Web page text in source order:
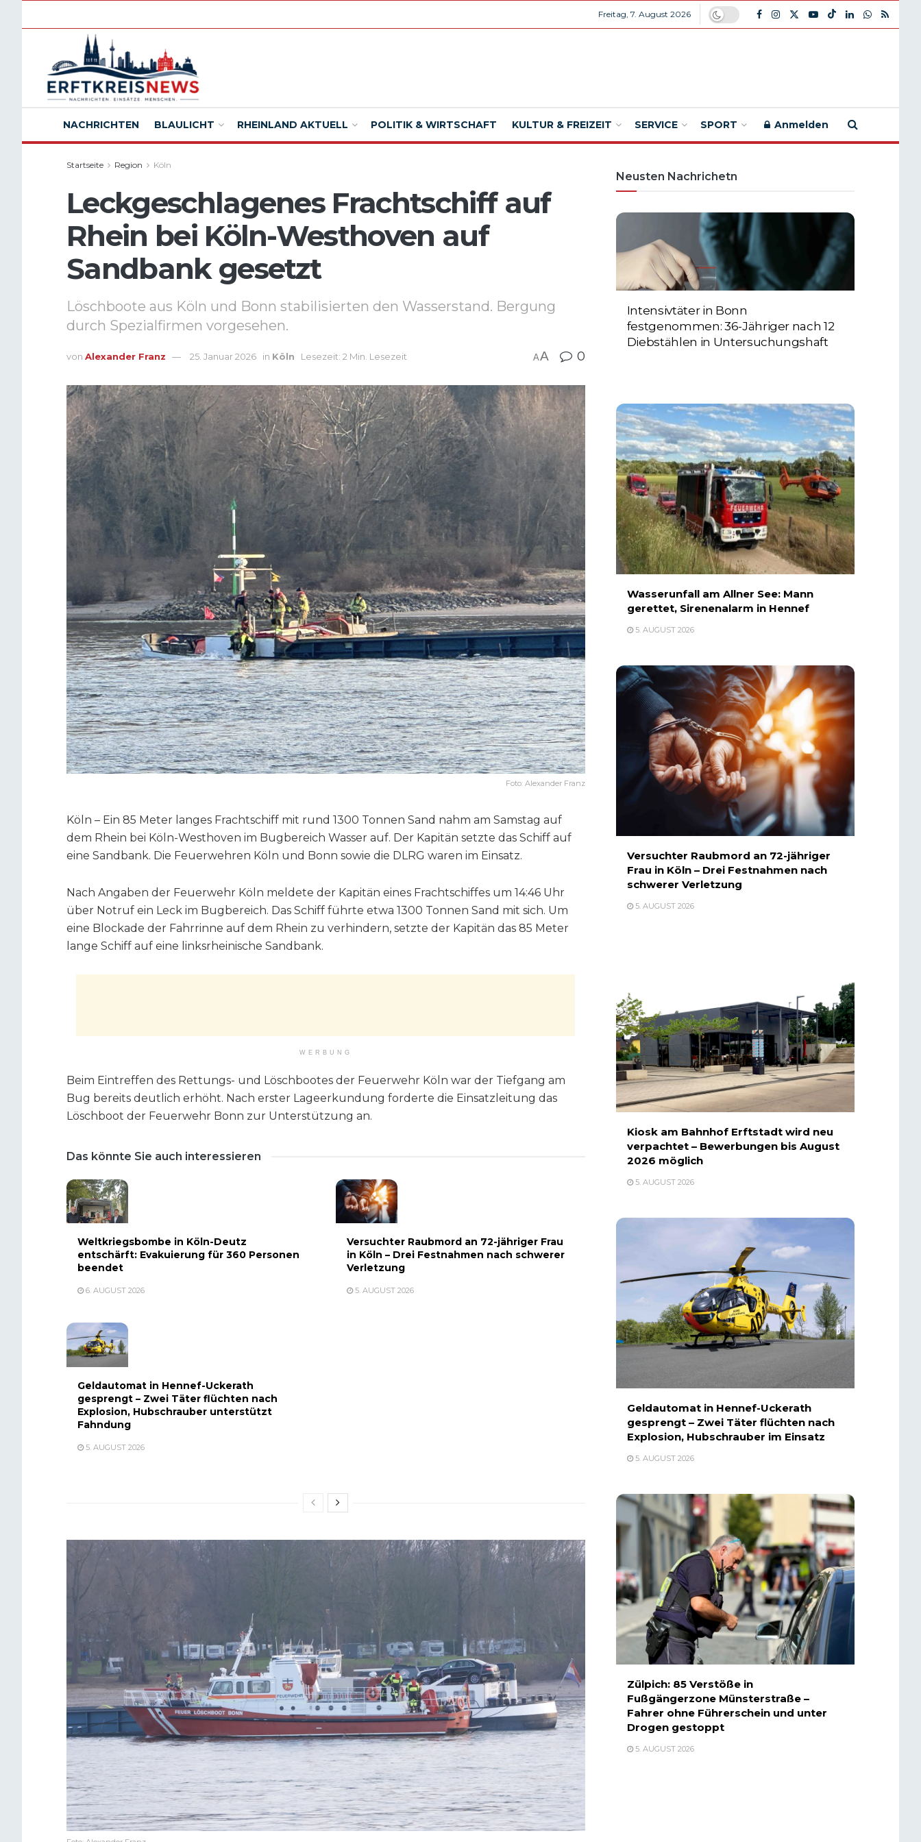
Freitag, 7. August 2026
NACHRICHTEN BLAULICHT RHEINLAND AKTUELL POLITIK & WIRTSCHAFT KULTUR & FREIZEIT SERVICE SPORT Anmelden
Startseite Region Köln
Leckgeschlagenes Frachtschiff auf
Rhein bei Köln-Westhoven auf
Sandbank gesetzt
Löschboote aus Köln und Bonn stabilisierten den Wasserstand. Bergung
durch Spezialfirmen vorgesehen.
von Alexander Franz 25. Januar 2026 in Köln Lesezeit: 2 Min. Lesezeit AA 0
Foto: Alexander Franz
Köln – Ein 85 Meter langes Frachtschiff mit rund 1300 Tonnen Sand nahm am Samstag auf
dem Rhein bei Köln-Westhoven im Bugbereich Wasser auf. Der Kapitän setzte das Schiff auf
eine Sandbank. Die Feuerwehren Köln und Bonn sowie die DLRG waren im Einsatz.
Nach Angaben der Feuerwehr Köln meldete der Kapitän eines Frachtschiffes um 14:46 Uhr
über Notruf ein Leck im Bugbereich. Das Schiff führte etwa 1300 Tonnen Sand mit sich. Um
eine Blockade der Fahrrinne auf dem Rhein zu verhindern, setzte der Kapitän das 85 Meter
lange Schiff auf eine linksrheinische Sandbank.
WERBUNG
Beim Eintreffen des Rettungs- und Löschbootes der Feuerwehr Köln war der Tiefgang am
Bug bereits deutlich erhöht. Nach erster Lageerkundung forderte die Einsatzleitung das
Löschboot der Feuerwehr Bonn zur Unterstützung an.
Das könnte Sie auch interessieren
Weltkriegsbombe in Köln-Deutz
entschärft: Evakuierung für 360 Personen
beendet
6. AUGUST 2026
Versuchter Raubmord an 72-jähriger Frau
in Köln – Drei Festnahmen nach schwerer
Verletzung
5. AUGUST 2026
Geldautomat in Hennef-Uckerath
gesprengt – Zwei Täter flüchten nach
Explosion, Hubschrauber unterstützt
Fahndung
5. AUGUST 2026
Neusten Nachrichetn
Intensivtäter in Bonn
festgenommen: 36-Jähriger nach 12
Diebstählen in Untersuchungshaft
Wasserunfall am Allner See: Mann
gerettet, Sirenenalarm in Hennef
5. AUGUST 2026
Versuchter Raubmord an 72-jähriger
Frau in Köln – Drei Festnahmen nach
schwerer Verletzung
5. AUGUST 2026
Kiosk am Bahnhof Erftstadt wird neu
verpachtet – Bewerbungen bis August
2026 möglich
5. AUGUST 2026
Geldautomat in Hennef-Uckerath
gesprengt – Zwei Täter flüchten nach
Explosion, Hubschrauber im Einsatz
5. AUGUST 2026
Zülpich: 85 Verstöße in
Fußgängerzone Münsterstraße –
Fahrer ohne Führerschein und unter
Drogen gestoppt
5. AUGUST 2026